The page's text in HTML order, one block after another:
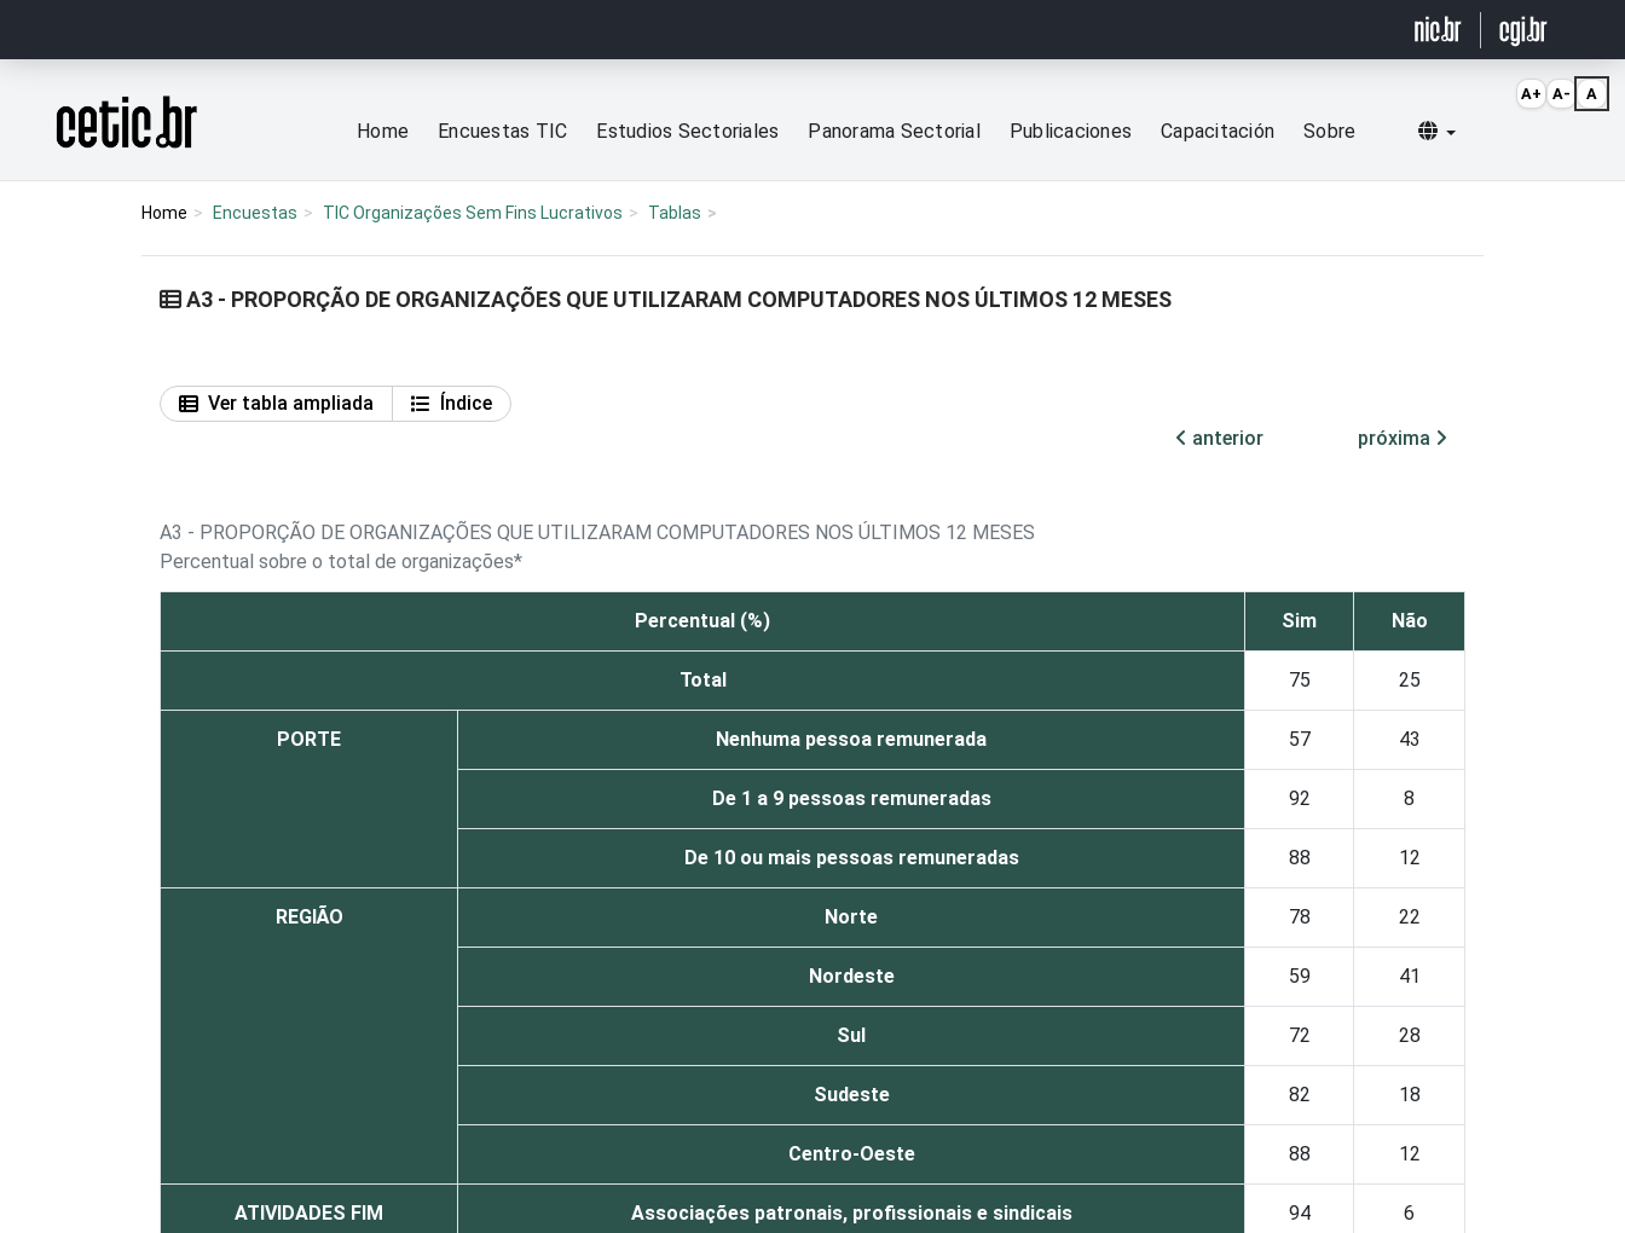
Página inicial
Home Encuestas TIC Estudios Sectoriales Panorama Sectorial Publicaciones Capacitación Sobre Selecionar idioma
Home Encuestas TIC Organizações Sem Fins Lucrativos Tablas
A3 - PROPORÇÃO DE ORGANIZAÇÕES QUE UTILIZARAM COMPUTADORES NOS ÚLTIMOS 12 MESES
Ver tabla ampliada
Índice
anterior
próxima
A3 - PROPORÇÃO DE ORGANIZAÇÕES QUE UTILIZARAM COMPUTADORES NOS ÚLTIMOS 12 MESES
Percentual sobre o total de organizações*
Percentual (%) Sim Não
Total 75 25
PORTE Nenhuma pessoa remunerada 57 43
De 1 a 9 pessoas remuneradas 92 8
De 10 ou mais pessoas remuneradas 88 12
REGIÃO Norte 78 22
Nordeste 59 41
Sul 72 28
Sudeste 82 18
Centro-Oeste 88 12
ATIVIDADES FIM Associações patronais, profissionais e sindicais 94 6
A+ A- A